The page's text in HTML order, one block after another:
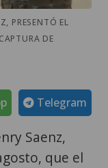
PRESENTÓ EL
DE
Telegram
Saenz,
que el